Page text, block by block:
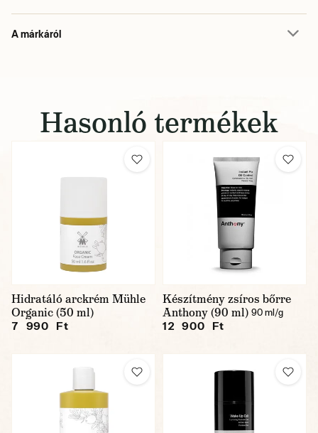
A márkáról
Hasonló termékek
Hidratáló arckrém Mühle
Organic (50 ml)
7 990 Ft
Készítmény zsíros bőrre
Anthony (90 ml) 90 ml/g
12 900 Ft